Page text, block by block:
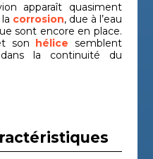
apparaît quasiment
corrosion, due à l’eau
sont encore en place.
son
hélice semblent
la continuité du